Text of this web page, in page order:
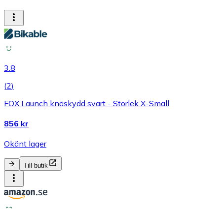
3.8
(2)
FOX Launch knäskydd svart - Storlek X-Small
856 kr
Okänt lager
Till butik